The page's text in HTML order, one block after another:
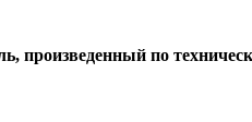
произведенный по